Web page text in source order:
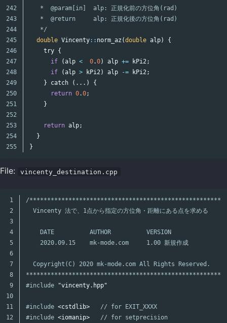
242
243
244
245
246
247
248
249
250
251
252
253
254
   *  @param[in]  alp: 正規化前の方位角(rad)
   *  @return     alp: 正規化後の方位角(rad)
   */
double Vincenty:: norm_az (double alp)
{
try {
if
(alp < 0.0) alp += kPi2;
if
(alp > kPi2) alp -= kPi2;
}
catch (...)
{
return 0.0;
}
return alp;
}
}
File: vincenty_destination.cpp
1
2
3
4
5
6
7
8
9
10
11
12
/
  Vincenty 法で、1点から指定の方位角・距離にある点を求める
    DATE          AUTHOR          VERSION
    2020.09.15    mk-mode.com     1.00 新規作成
  Copyright(C) 2020 mk-mode.com All Rights Reserved.
#include
"vincenty.hpp"
#include <cstdlib>
   // for EXIT_XXXX
#include <iomanip>
   // for setprecision